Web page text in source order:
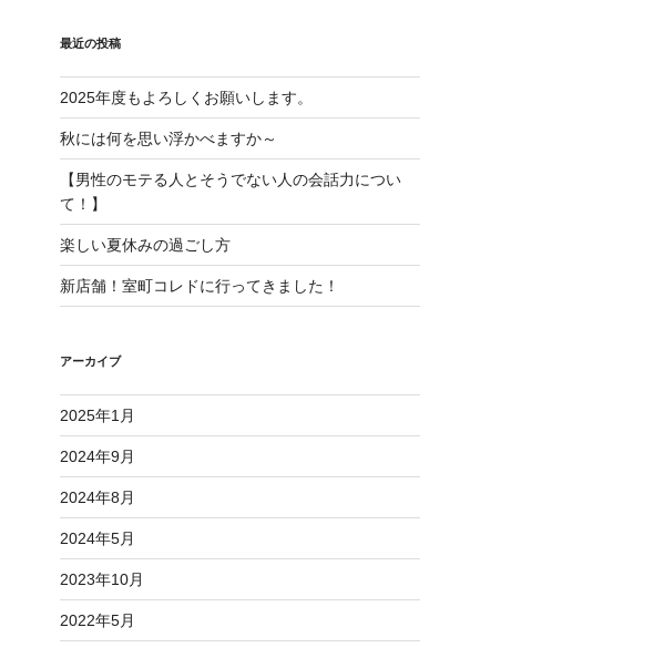
最近の投稿
2025年度もよろしくお願いします。
秋には何を思い浮かべますか～
【男性のモテる人とそうでない人の会話力につい
て！】
楽しい夏休みの過ごし方
新店舗！室町コレドに行ってきました！
アーカイブ
2025年1月
2024年9月
2024年8月
2024年5月
2023年10月
2022年5月